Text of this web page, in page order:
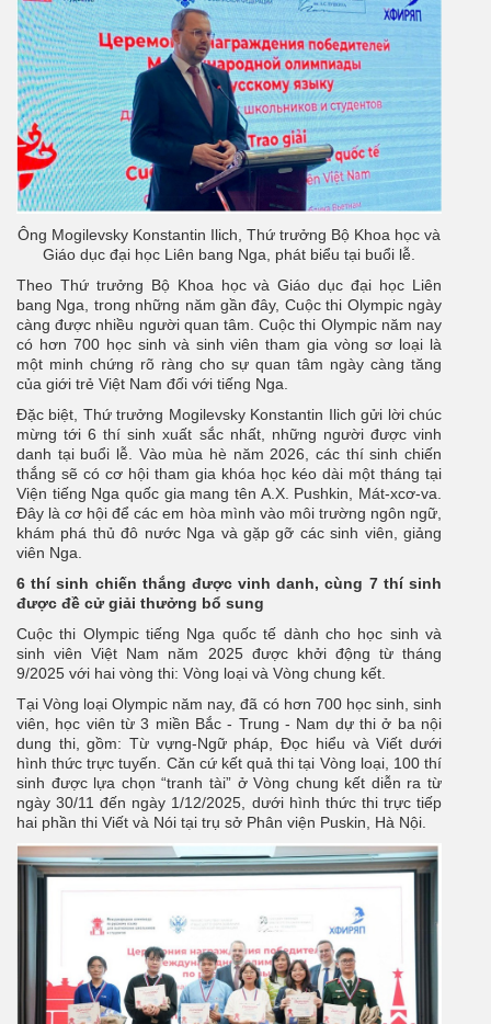
Ông Mogilevsky Konstantin Ilich, Thứ trưởng Bộ Khoa học và
Giáo dục đại học Liên bang Nga, phát biểu tại buổi lễ.
Theo Thứ trưởng Bộ Khoa học và Giáo dục đại học Liên
bang Nga, trong những năm gần đây, Cuộc thi Olympic ngày
càng được nhiều người quan tâm. Cuộc thi Olympic năm nay
có hơn 700 học sinh và sinh viên tham gia vòng sơ loại là
một minh chứng rõ ràng cho sự quan tâm ngày càng tăng
của giới trẻ Việt Nam đối với tiếng Nga.
Đặc biệt, Thứ trưởng Mogilevsky Konstantin Ilich gửi lời chúc
mừng tới 6 thí sinh xuất sắc nhất, những người được vinh
danh tại buổi lễ. Vào mùa hè năm 2026, các thí sinh chiến
thắng sẽ có cơ hội tham gia khóa học kéo dài một tháng tại
Viện tiếng Nga quốc gia mang tên A.X. Pushkin, Mát-xcơ-va.
Đây là cơ hội để các em hòa mình vào môi trường ngôn ngữ,
khám phá thủ đô nước Nga và gặp gỡ các sinh viên, giảng
viên Nga.
6 thí sinh chiến thắng được vinh danh, cùng 7 thí sinh
được đề cử giải thưởng bổ sung
Cuộc thi Olympiс tiếng Nga quốc tế dành cho học sinh và
sinh viên Việt Nam năm 2025 được khởi động từ tháng
9/2025 với hai vòng thi: Vòng loại và Vòng chung kết.
Tại Vòng loại Olympic năm nay, đã có hơn 700 học sinh, sinh
viên, học viên từ 3 miền Bắc - Trung - Nam dự thi ở ba nội
dung thi, gồm: Từ vựng-Ngữ pháp, Đọc hiểu và Viết dưới
hình thức trực tuyến. Căn cứ kết quả thi tại Vòng loại, 100 thí
sinh được lựa chọn “tranh tài” ở Vòng chung kết diễn ra từ
ngày 30/11 đến ngày 1/12/2025, dưới hình thức thi trực tiếp
hai phần thi Viết và Nói tại trụ sở Phân viện Puskin, Hà Nội.